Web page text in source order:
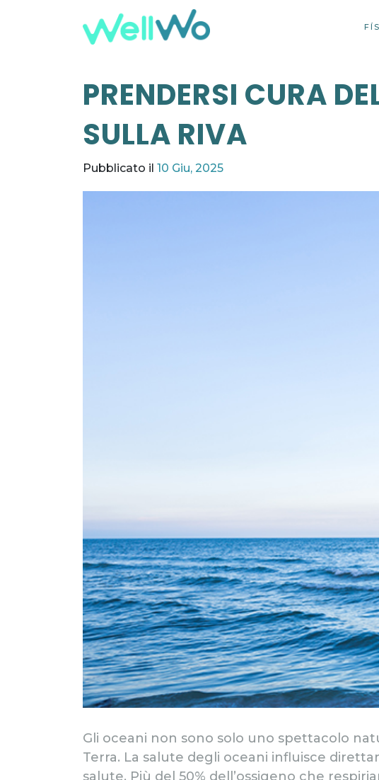
PRENDERSI CURA
SULLA RIVA
Pubblicato il 10 Giu, 2025
Gli oceani non sono solo uno spettacolo
Terra. La salute degli oceani influisce
salute. Più del 50% dell’ossigeno che